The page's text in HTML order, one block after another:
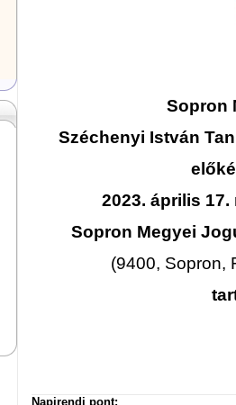
Sopron
Széchenyi István
2023. április
Sopron Megyei
(9400, Sopron,
Napirendi pont: